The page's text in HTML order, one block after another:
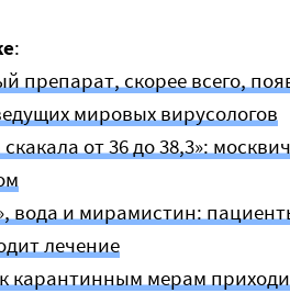
:
препарат, скорее всего,
мировых вирусологов
от 36 до 38,3»:
вода и мирамистин:
лечение
карантинным мерам